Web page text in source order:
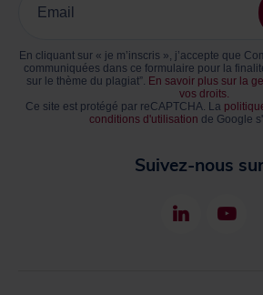
Suivez-nous
LinkedIn
votre
En cliquant sur « je m’inscris », j’accepte que
communiquées dans ce formulaire pour la
sur le thème du plagiat”. En savoir plus sur la
vos droits.
Ce site est protégé par reCAPTCHA. La
conditions d'utilisation de Google